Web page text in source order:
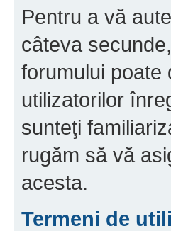
Pentru a vă
câteva
forumului poate
utilizatorilor
sunteţi
rugăm să vă
acesta.
Termeni de